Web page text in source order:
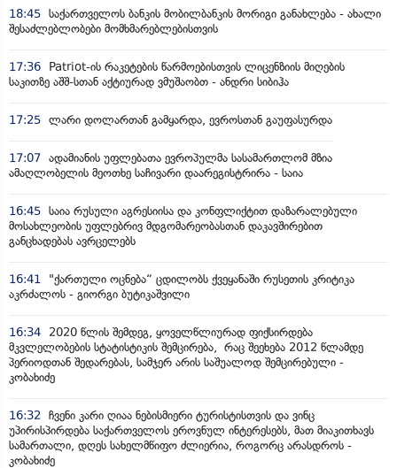
18:45 საქართველოს ბანკის მობილბანკის მორიგი განახლება - ახალი
შესაძლებლობები მომხმარებლებისთვის
17:36
Patriot-ის რაკეტების წარმოებისთვის ლიცენზიის მიღების
საკითზე აშშ-სთან აქტიურად ვმუშაობთ - ანდრი სიბიჰა
17:25 ლარი დოლართან გამყარდა, ევროსთან გაუფასურდა
17:07 ადამიანის უფლებათა ევროპულმა სასამართლომ მზია
ამაღლობელის მეოთხე საჩივარი დაარეგისტრირა - საია
16:45 საია რუსული აგრესიისა და კონფლიქტით დაზარალებული
მოსახლეობის უფლებრივ მდგომარეობასთან დაკავშირებით
განცხადებას ავრცელებს
16:41
"ქართული ოცნება“ ცდილობს ქვეყანაში რუსეთის კრიტიკა
აკრძალოს - გიორგი ბუტიკაშვილი
16:34
2020 წლის შემდეგ, ყოველწლიურად ფიქსირდება
მკვლელობების სტატისტიკის შემცირება, რაც შეეხება 2012 წლამდე
პერიოდთან შედარებას, სამჯერ არის საშუალოდ შემცირებული -
კობახიძე
16:32
ჩვენი კარი ღიაა ნებისმიერი ტურისტისთვის და ვინც
უპირისპირდება საქართველოს ეროვნულ ინტერესებს, მათ მიაკითხავს
სამართალი, დღეს სახელმწიფო ძლიერია, როგორც არასდროს -
კობახიძე